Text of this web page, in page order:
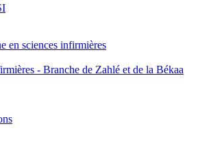
en sciences infirmières
- Branche de Zahlé et de la Békaa